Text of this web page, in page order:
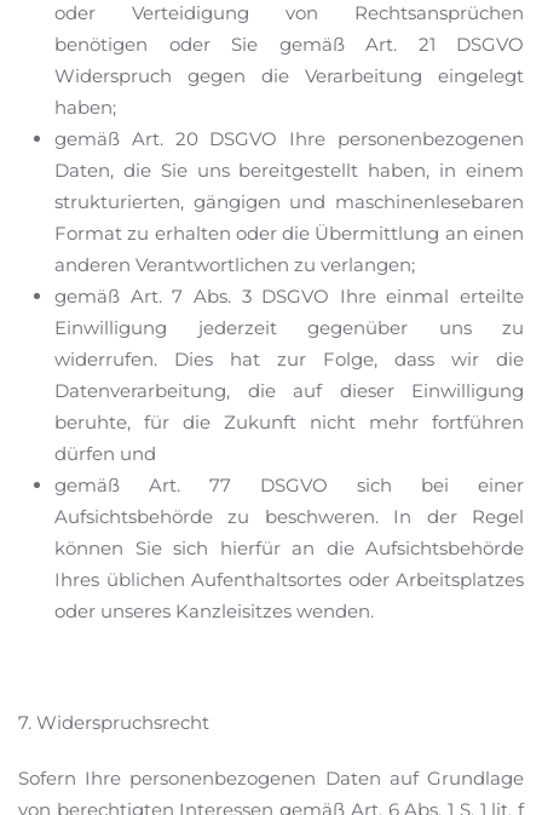
oder Verteidigung von Rechtsansprüchen
benötigen oder Sie gemäß Art. 21 DSGVO
Widerspruch gegen die Verarbeitung eingelegt
haben;
gemäß Art. 20 DSGVO Ihre personenbezogenen
Daten, die Sie uns bereitgestellt haben, in einem
strukturierten, gängigen und maschinenlesebaren
Format zu erhalten oder die Übermittlung an einen
anderen Verantwortlichen zu verlangen;
gemäß Art. 7 Abs. 3 DSGVO Ihre einmal erteilte
Einwilligung jederzeit gegenüber uns zu
widerrufen. Dies hat zur Folge, dass wir die
Datenverarbeitung, die auf dieser Einwilligung
beruhte, für die Zukunft nicht mehr fortführen
dürfen und
gemäß Art. 77 DSGVO sich bei einer
Aufsichtsbehörde zu beschweren. In der Regel
können Sie sich hierfür an die Aufsichtsbehörde
Ihres üblichen Aufenthaltsortes oder Arbeitsplatzes
oder unseres Kanzleisitzes wenden.
7. Widerspruchsrecht
Sofern Ihre personenbezogenen Daten auf Grundlage
von berechtigten Interessen gemäß Art. 6 Abs. 1 S. 1 lit. f